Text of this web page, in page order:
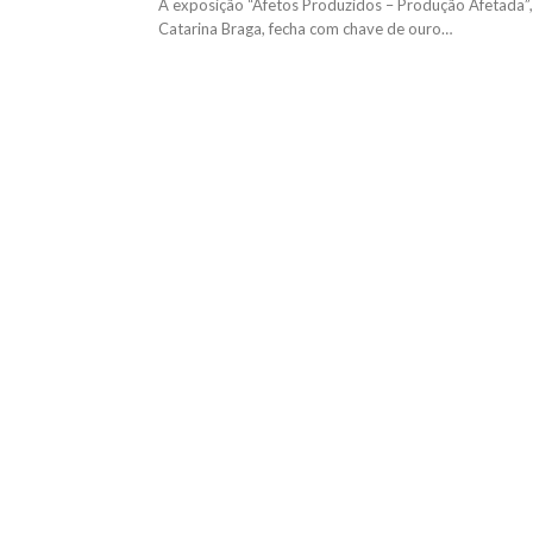
A exposição “Afetos Produzidos – Produção
Catarina Braga, fecha com chave de ouro…